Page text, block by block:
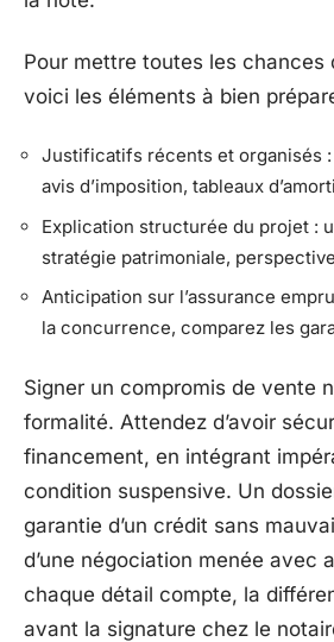
Pour mettre toutes les chances
voici les éléments à bien
Justificatifs récents et organisés
avis d’imposition, tableaux
Explication structurée du projet :
stratégie patrimoniale,
Anticipation sur l’assurance
la concurrence, comparez les
Signer un compromis de vente
formalité. Attendez d’avoir
financement, en intégrant
condition suspensive. Un
garantie d’un crédit sans
d’une négociation menée avec
chaque détail compte, la
avant la signature chez le